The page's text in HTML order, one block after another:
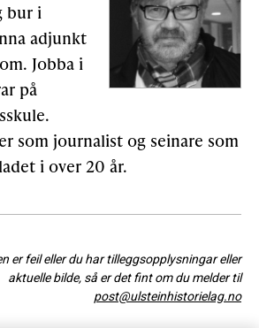
bur i
adjunkt
Jobba i
på
som journalist og seinare som
i over 20 år.
er feil eller du har tilleggsopplysningar eller
aktuelle bilde, så er det fint om du melder til
post@ulsteinhistorielag.no